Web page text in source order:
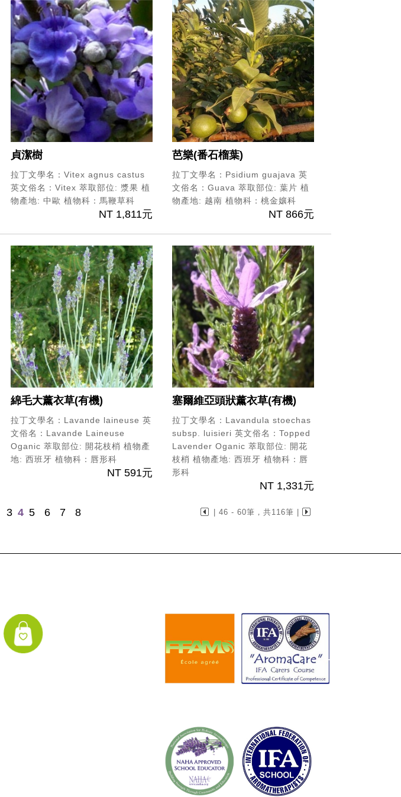
貞潔樹
拉丁文學名：Vitex agnus castus
英文俗名：Vitex 萃取部位: 漿果 植
物產地: 中歐 植物科：馬鞭草科
NT 1,811元
芭樂(番石榴葉)
拉丁文學名：Psidium guajava 英
文俗名：Guava 萃取部位: 葉片 植
物產地: 越南 植物科：桃金孃科
NT 866元
綿毛大薰衣草(有機)
拉丁文學名：Lavande laineuse 英
文俗名：Lavande Laineuse
Oganic 萃取部位: 開花枝梢 植物產
地: 西班牙 植物科：唇形科
NT 591元
塞爾維亞頭狀薰衣草(有機)
拉丁文學名：Lavandula stoechas
subsp. luisieri 英文俗名：Topped
Lavender Oganic 萃取部位: 開花
枝梢 植物產地: 西班牙 植物科：唇
形科
NT 1,331元
3 4 5 6 7 8 | 46 - 60筆，共116筆 |